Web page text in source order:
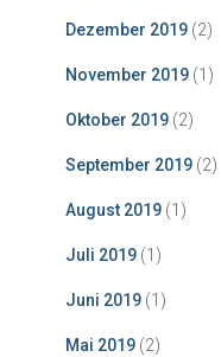
Dezember 2019 (2)
November 2019 (1)
Oktober 2019 (2)
September 2019 (2)
August 2019 (1)
Juli 2019 (1)
Juni 2019 (1)
Mai 2019 (2)